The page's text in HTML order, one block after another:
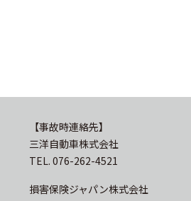
【事故時連絡先】
三洋自動車株式会社
TEL. 076-262-4521
損害保険ジャパン株式会社